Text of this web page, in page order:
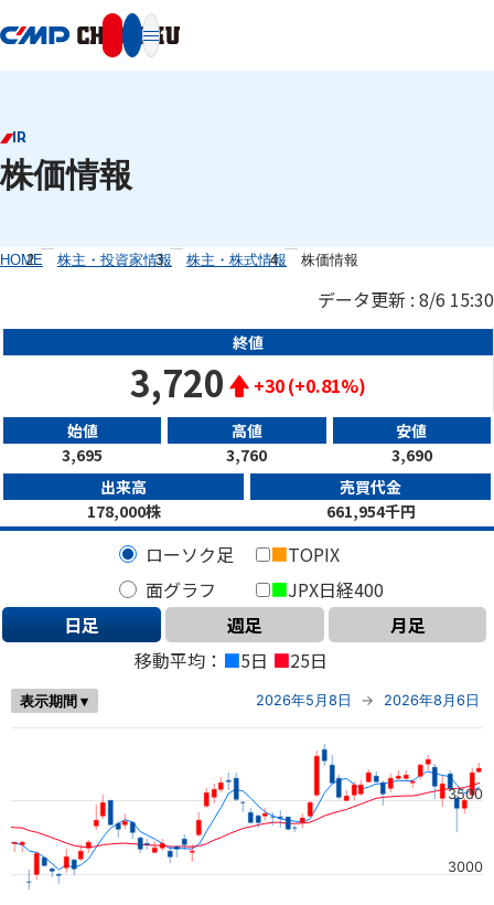
IR
株価情報
HOME 株主・投資家情報 株主・株式情報 株価情報